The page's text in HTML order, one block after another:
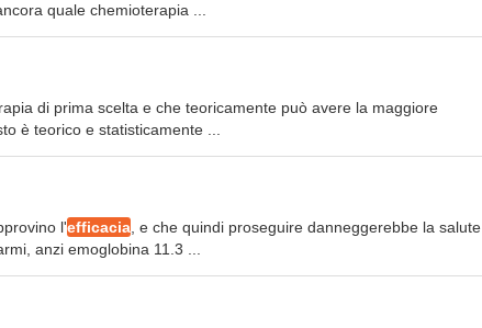
quale chemioterapia ...
di prima scelta e che teoricamente può avere la maggiore
è teorico e statisticamente ...
l'efficacia , e che quindi proseguire danneggerebbe la salute
anzi emoglobina 11.3 ...